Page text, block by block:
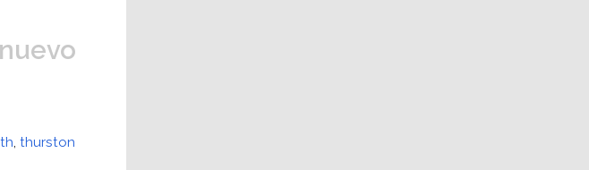
,thurston